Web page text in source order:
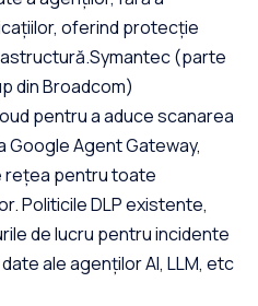
oferind protecție
(parte
din Broadcom)
pentru a aduce scanarea
Google Agent Gateway,
rețea pentru toate
Politicile DLP existente,
de lucru pentru incidente
ale agenților AI, LLM, etc